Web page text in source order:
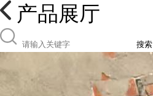
产品展厅
搜索